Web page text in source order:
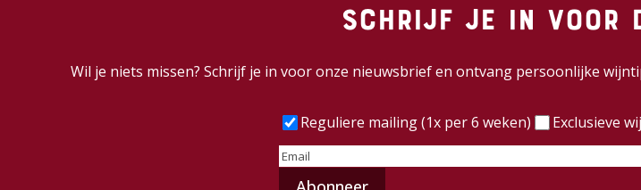
Schrijf je in voor
Wil je niets missen? Schrijf je in voor onze nieuwsbrief en ontvang persoonlijke
Frequentie(Vereist)
Reguliere mailing (1x per 6 weken)
Exclusieve
E-
mailadres